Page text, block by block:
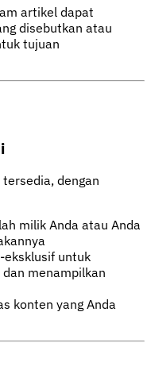
artikel dapat
disebutkan atau
tujuan
dengan
milik Anda atau Anda
eksklusif untuk
menampilkan
konten yang Anda